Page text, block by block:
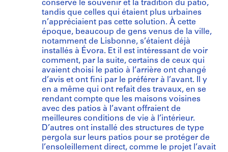
conservé le souvenir et la tradition du patio,
tandis que celles qui étaient plus urbaines
n’appréciaient pas cette solution. À cette
époque, beaucoup de gens venus de la ville,
notamment de Lisbonne, s’étaient déjà
installés à Évora. Et il est intéressant de voir
comment, par la suite, certains de ceux qui
avaient choisi le patio à l’arrière ont changé
d’avis et ont fini par le préférer à l’avant. Il y
en a même qui ont refait des travaux, en se
rendant compte que les maisons voisines
avec des patios à l’avant offraient de
meilleures conditions de vie à l’intérieur.
D’autres ont installé des structures de type
pergola sur leurs patios pour se protéger de
l’ensoleillement direct, comme le projet l’avait